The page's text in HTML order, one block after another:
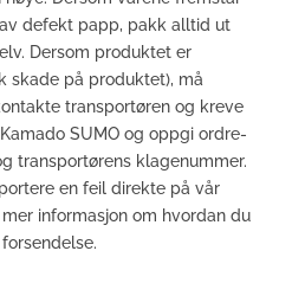
defekt papp, pakk alltid ut
Dersom produktet er
skade på produktet), må
transportøren og kreve
SUMO og oppgi ordre-
transportørens klagenummer.
en feil direkte på vår
informasjon om hvordan du